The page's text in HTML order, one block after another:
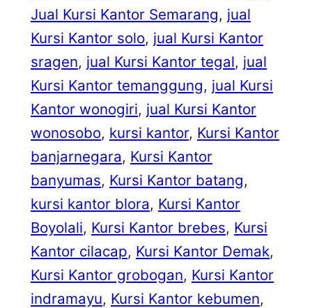
Jual Kursi Kantor Semarang, jual
Kursi Kantor solo, jual Kursi Kantor
sragen, jual Kursi Kantor tegal, jual
Kursi Kantor temanggung, jual Kursi
Kantor wonogiri, jual Kursi Kantor
wonosobo, kursi kantor, Kursi Kantor
banjarnegara, Kursi Kantor
banyumas, Kursi Kantor batang
kursi kantor blora, Kursi Kantor
Boyolali, Kursi Kantor brebes, Kursi
Kantor cilacap, Kursi Kantor Demak
Kursi Kantor grobogan, Kursi Kantor
indramayu, Kursi Kantor kebumen